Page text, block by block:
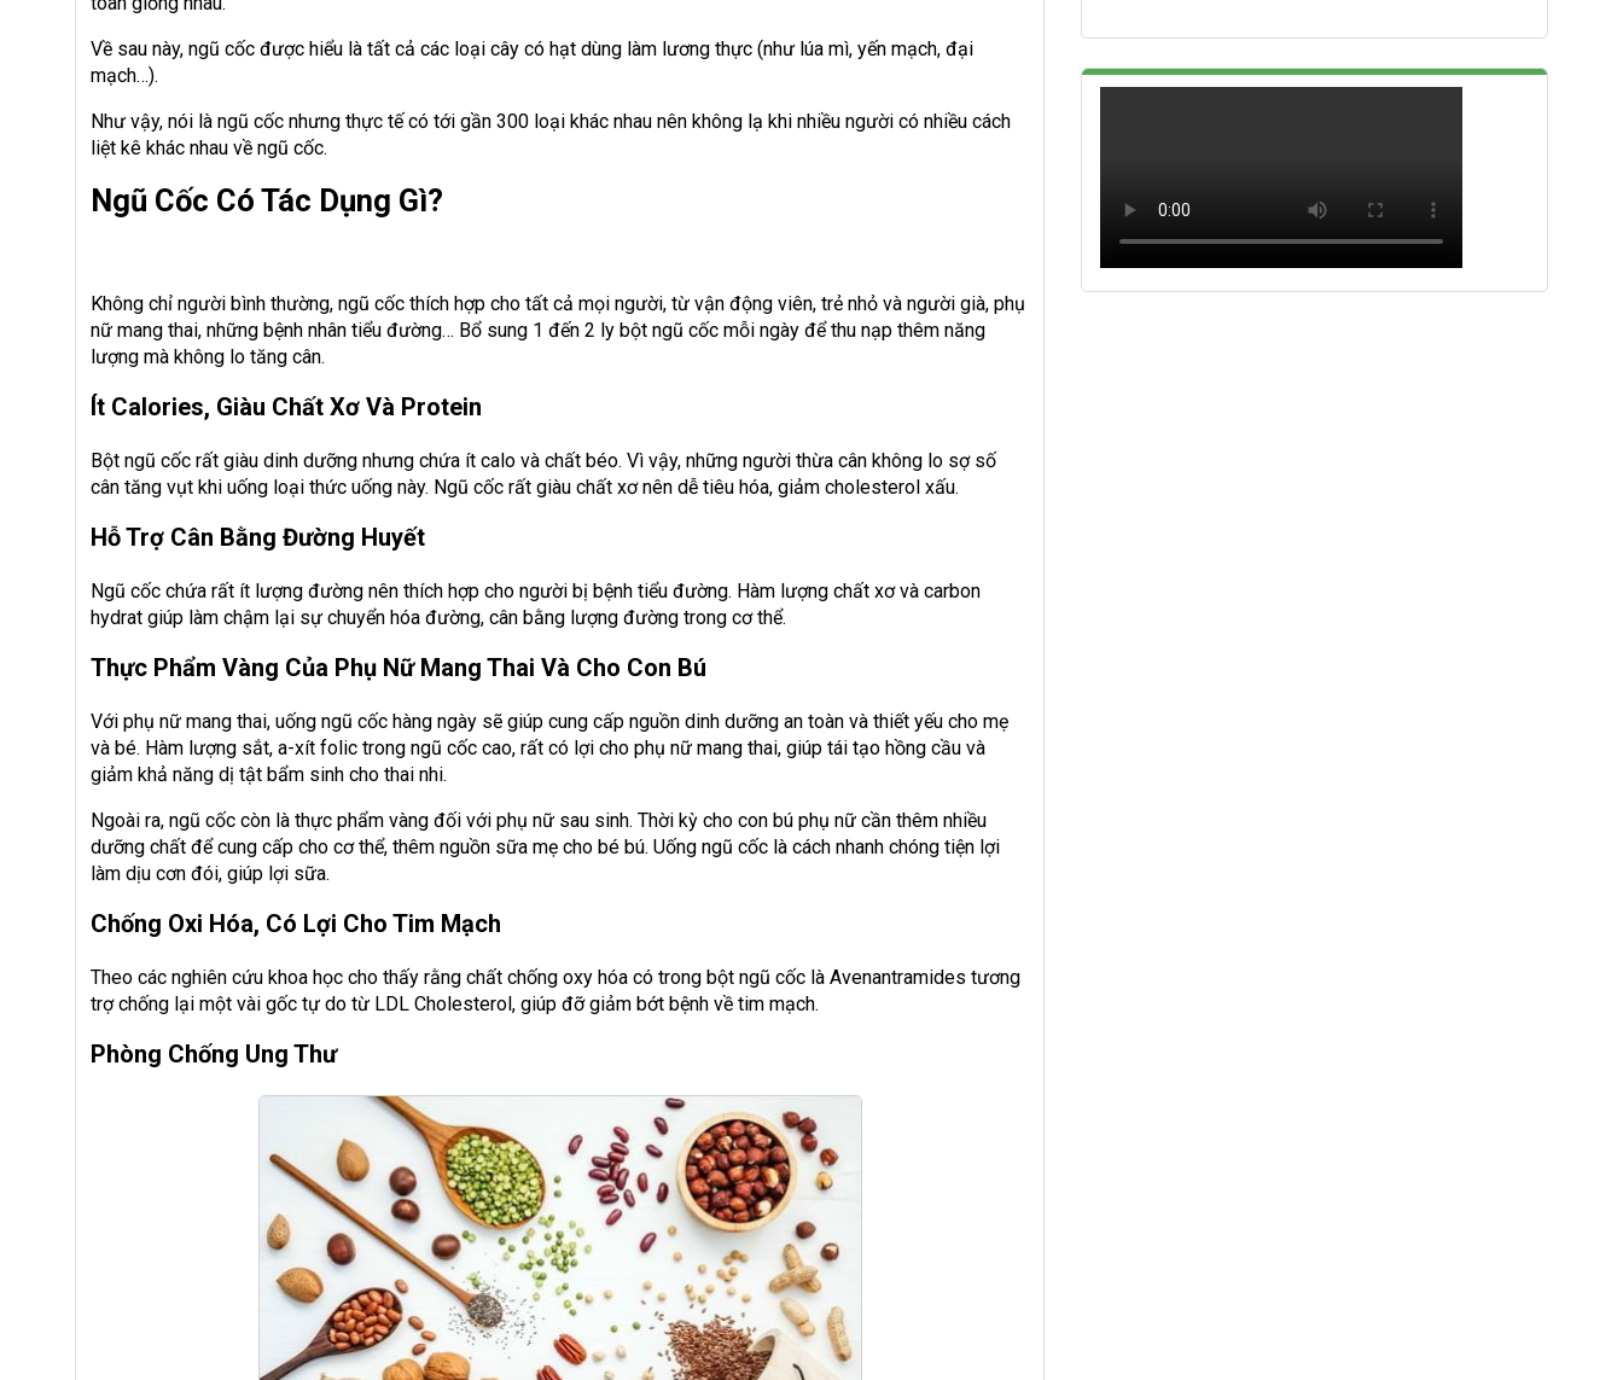
Về sau này, ngũ cốc được hiểu là tất cả các loại cây có hạt dùng làm lương thực (như lúa mì, yến mạch, đại
mạch…).
Như vậy, nói là ngũ cốc nhưng thực tế có tới gần 300 loại khác nhau nên không lạ khi nhiều người có nhiều cách
liệt kê khác nhau về ngũ cốc.
Ngũ Cốc Có Tác Dụng Gì?
Không chỉ người bình thường, ngũ cốc thích hợp cho tất cả mọi người, từ vận động viên, trẻ nhỏ và người già, phụ
nữ mang thai, những bệnh nhân tiểu đường… Bổ sung 1 đến 2 ly bột ngũ cốc mỗi ngày để thu nạp thêm năng
lượng mà không lo tăng cân.
Ít Calories, Giàu Chất Xơ Và Protein
Bột ngũ cốc rất giàu dinh dưỡng nhưng chứa ít calo và chất béo. Vì vậy, những người thừa cân không lo sợ số
cân tăng vụt khi uống loại thức uống này. Ngũ cốc rất giàu chất xơ nên dễ tiêu hóa, giảm cholesterol xấu.
Hỗ Trợ Cân Bằng Đường Huyết
Ngũ cốc chứa rất ít lượng đường nên thích hợp cho người bị bệnh tiểu đường. Hàm lượng chất xơ và carbon
hydrat giúp làm chậm lại sự chuyển hóa đường, cân bằng lượng đường trong cơ thể.
Thực Phẩm Vàng Của Phụ Nữ Mang Thai Và Cho Con Bú
Với phụ nữ mang thai, uống ngũ cốc hàng ngày sẽ giúp cung cấp nguồn dinh dưỡng an toàn và thiết yếu cho mẹ
và bé. Hàm lượng sắt, a-xít folic trong ngũ cốc cao, rất có lợi cho phụ nữ mang thai, giúp tái tạo hồng cầu và
giảm khả năng dị tật bẩm sinh cho thai nhi.
Ngoài ra, ngũ cốc còn là thực phẩm vàng đối với phụ nữ sau sinh. Thời kỳ cho con bú phụ nữ cần thêm nhiều
dưỡng chất để cung cấp cho cơ thể, thêm nguồn sữa mẹ cho bé bú. Uống ngũ cốc là cách nhanh chóng tiện lợi
làm dịu cơn đói, giúp lợi sữa.
Chống Oxi Hóa, Có Lợi Cho Tim Mạch
Theo các nghiên cứu khoa học cho thấy rằng chất chống oxy hóa có trong bột ngũ cốc là Avenantramides tương
trợ chống lại một vài gốc tự do từ LDL Cholesterol, giúp đỡ giảm bớt bệnh về tim mạch.
Phòng Chống Ung Thư